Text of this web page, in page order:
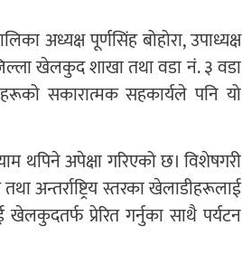
अध्यक्ष पूर्णसिंह बोहोरा, उपाध्यक्ष
खेलकुद शाखा तथा वडा नं. ३ वडा
सकारात्मक सहकार्यले पनि यो
थपिने अपेक्षा गरिएको छ। विशेषगरी
अन्तर्राष्ट्रिय स्तरका खेलाडीहरूलाई
प्रेरित गर्नुका साथै पर्यटन